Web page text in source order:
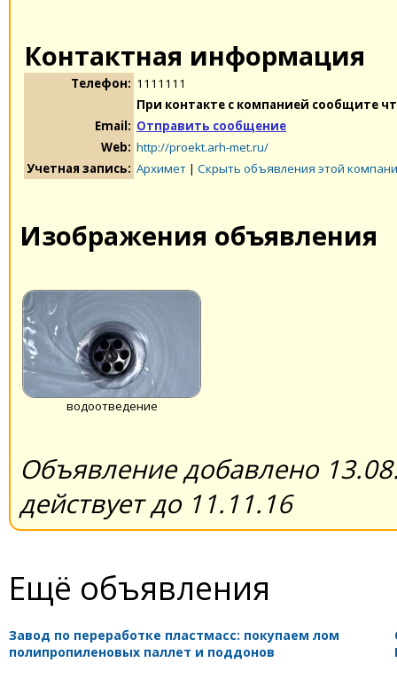
Контактная информация
Телефон: 1111111
При контакте с компанией сообщите
Email: Отправить сообщение
Web: http://proekt.arh-met.ru/
Учетная запись: Архимет | Скрыть объявления этой
Изображения объявления
водоотведение
Объявление добавлено
действует до 11.11.16
Ещё объявления
Завод по переработке пластмасс: покупаем лом
полипропиленовых паллет и поддонов